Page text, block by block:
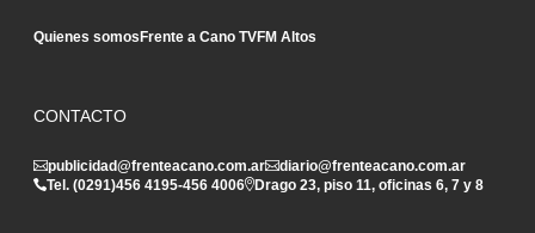
Quienes somos Frente a Cano TVFM Altos
CONTACTO
publicidad@frenteacano.com.ar
diario@frenteacano.com.ar
Tel. (0291)456 4195-456 4006 Drago 23, piso 11, oficinas 6, 7 y 8